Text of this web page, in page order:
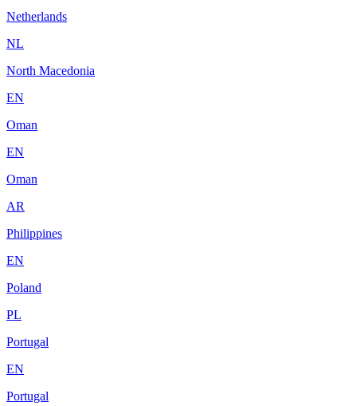
Netherlands
NL
North Macedonia
EN
Oman
EN
Oman
AR
Philippines
EN
Poland
PL
Portugal
EN
Portugal